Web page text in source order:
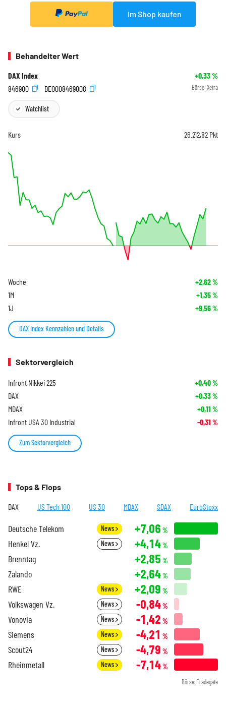
Im Shop kaufen
Behandelter Wert
DAX Index +0,33%
846900
DE0008469008 Börse: Xetra
Watchlist
Kurs 26.212,82 Pkt
Woche +2,62%
1M +1,35%
1J +9,56%
DAX Index Kennzahlen und Details
Sektorvergleich
Infront Nikkei 225 +0,40%
DAX +0,33%
MDAX +0,11 %
Infront USA 30 Industrial -0,31 %
Zum Sektorvergleich
Tops & Flops
DAX US Tech 100 US 30 MDAX SDAX EuroStoxx
Deutsche Telekom News +7,06 %
Henkel Vz. News +4,14%
Brenntag +2,85 %
Zalando +2,64%
RWE News +2,09 %
Volkswagen Vz. News -0,84%
Vonovia News -1,42 %
Siemens News -4,21 %
Scout24 News -4,79 %
Rheinmetall News -7,14%
Börse: Tradegate